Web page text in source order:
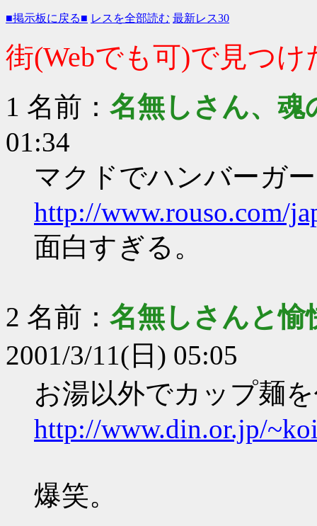
■掲示板に戻る■ レスを全部読む 最新レス30
街(Webでも可)で見つ
1 名前： 名無しさん、魂
01:34
マクドでハンバーガ
http://www.rouso.com/
面白すぎる。
2 名前： 名無しさんと愉
2001/3/11(日) 05:05
お湯以外でカップ麺
http://www.din.or.jp/
爆笑。